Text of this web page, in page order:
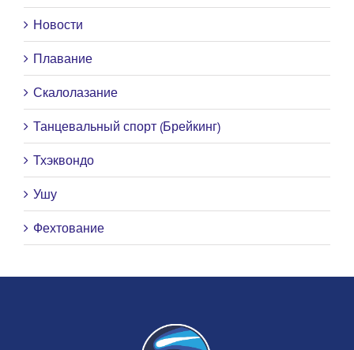
Новости
Плавание
Скалолазание
Танцевальный спорт (Брейкинг)
Тхэквондо
Ушу
Фехтование